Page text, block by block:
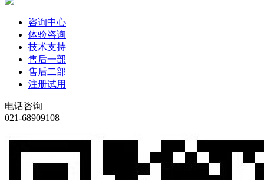
咨询中心
体验咨询
技术支持
售后一部
售后二部
注册试用
电话咨询
021-68909108